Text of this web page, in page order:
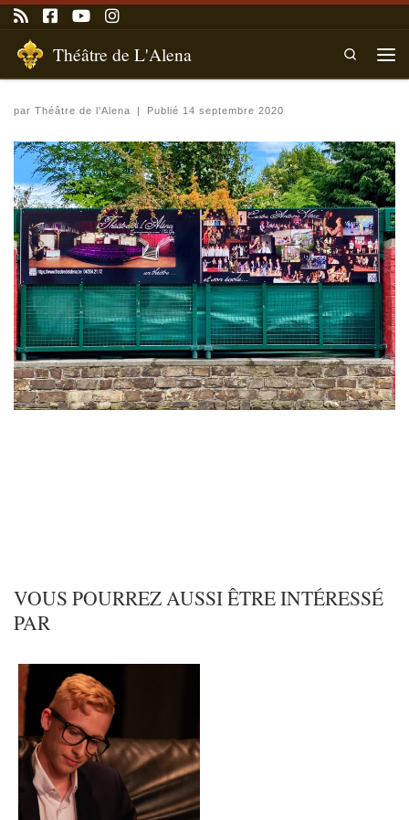
Passer au contenu
Théâtre de L'Alena
Search
par Théâtre de l'Alena Publié 14 septembre 2020
VOUS POURREZ AUSSI ÊTRE INTÉRESSÉ
PAR